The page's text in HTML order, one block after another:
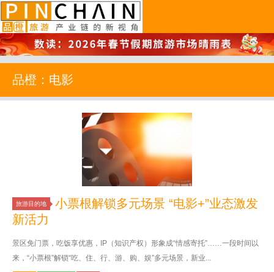
品橙旅游
品橙：电影
旅游目的地
小票根解锁多元场景 “电影+”业态激发
新活力
景区免门票，吃饭享优惠，IP（知识产权）形象成“情感寄托”……一段时间以
来，“小票根”解锁“吃、住、行、游、购、娱”多元场景，新业...